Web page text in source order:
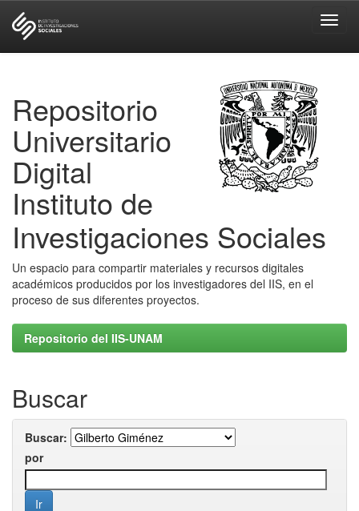
Repositorio
Universitario
Digital
Instituto de
Investigaciones Sociales
Un espacio para compartir materiales y recursos digitales
académicos producidos por los investigadores del IIS, en el
proceso de sus diferentes proyectos.
Repositorio del IIS-UNAM
Buscar
Buscar:
por